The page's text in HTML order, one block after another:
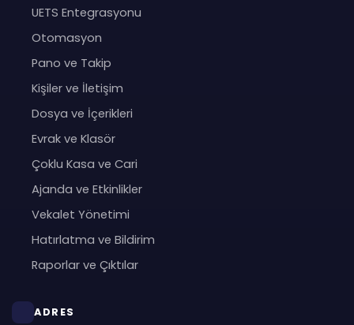
UETS Entegrasyonu
Otomasyon
Pano ve Takip
Kişiler ve İletişim
Dosya ve İçerikleri
Evrak ve Klasör
Çoklu Kasa ve Cari
Ajanda ve Etkinlikler
Vekalet Yönetimi
Hatırlatma ve Bildirim
Raporlar ve Çıktılar
ADRES